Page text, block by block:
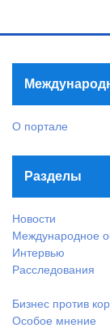
О портале
Разделы
Новости
Международное
Интервью
Расследования
Бизнес против
Особое мнение